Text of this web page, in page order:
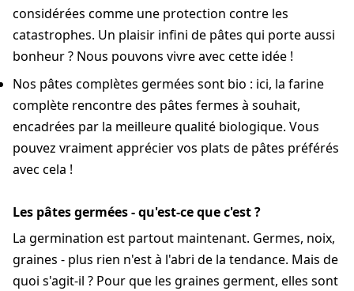
considérées comme une protection contre les
catastrophes. Un plaisir infini de pâtes qui porte aussi
bonheur ? Nous pouvons vivre avec cette idée !
Nos pâtes complètes germées sont bio : ici, la farine
complète rencontre des pâtes fermes à souhait,
encadrées par la meilleure qualité biologique. Vous
pouvez vraiment apprécier vos plats de pâtes préférés
avec cela !
Les pâtes germées - qu'est-ce que c'est ?
La germination est partout maintenant. Germes, noix,
graines - plus rien n'est à l'abri de la tendance. Mais de
quoi s'agit-il ? Pour que les graines germent, elles sont